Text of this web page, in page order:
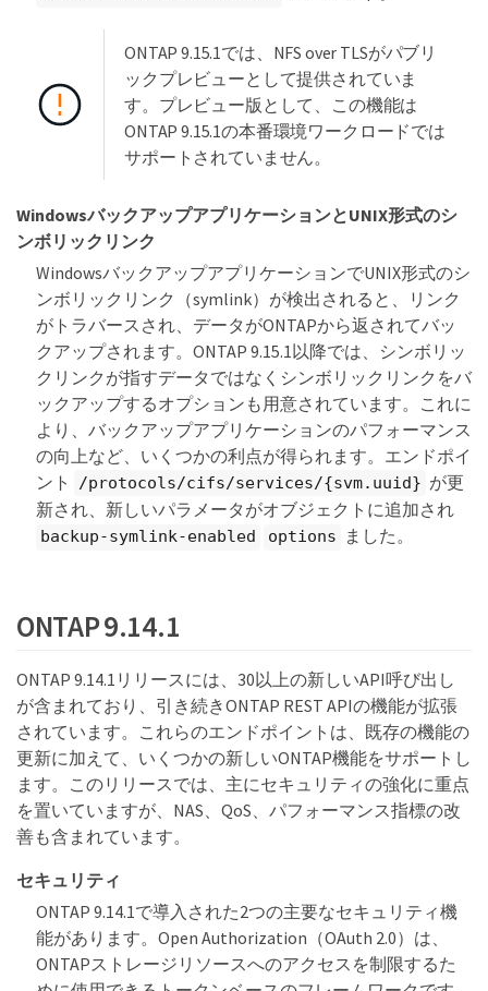
ONTAP 9.15.1では、NFS over TLSがパブリ
ックプレビューとして提供されていま
す。プレビュー版として、この機能は
ONTAP 9.15.1の本番環境ワークロードでは
サポートされていません。
WindowsバックアップアプリケーションとUNIX形式のシ
ンボリックリンク
WindowsバックアップアプリケーションでUNIX形式のシ
ンボリックリンク（symlink）が検出されると、リンク
がトラバースされ、データがONTAPから返されてバッ
クアップされます。ONTAP 9.15.1以降では、シンボリッ
クリンクが指すデータではなくシンボリックリンクをバ
ックアップするオプションも用意されています。これに
より、バックアップアプリケーションのパフォーマンス
の向上など、いくつかの利点が得られます。エンドポイ
ント
/protocols/cifs/services/{svm.uuid} が更
新され、新しいパラメータがオブジェクトに追加され
backup-symlink-enabled options ました。
ONTAP 9.14.1
ONTAP 9.14.1リリースには、30以上の新しいAPI呼び出し
が含まれており、引き続きONTAP REST APIの機能が拡張
されています。これらのエンドポイントは、既存の機能の
更新に加えて、いくつかの新しいONTAP機能をサポートし
ます。このリリースでは、主にセキュリティの強化に重点
を置いていますが、NAS、QoS、パフォーマンス指標の改
善も含まれています。
セキュリティ
ONTAP 9.14.1で導入された2つの主要なセキュリティ機
能があります。Open Authorization（OAuth 2.0）は、
ONTAPストレージリソースへのアクセスを制限するた